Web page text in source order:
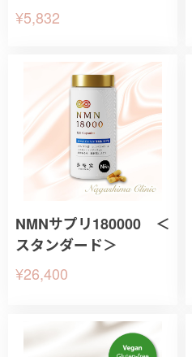
¥5,832
NMNサプリ180000 ＜
スタンダード＞
¥26,400